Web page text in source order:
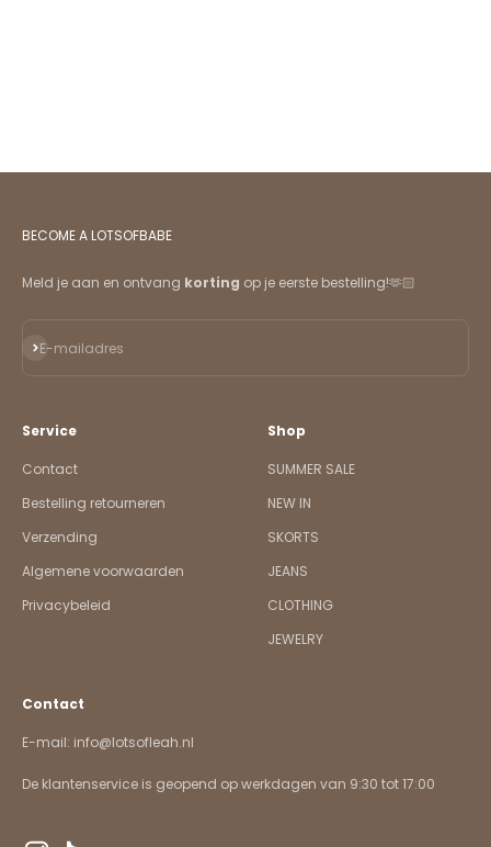
BECOME A LOTSOFBABE
Meld je aan en ontvang korting op je eerste bestelling!🫶🏻
E-mailadres
Abonneren
Service
Contact
Bestelling retourneren
Verzending
Algemene voorwaarden
Privacybeleid
Shop
SUMMER SALE
NEW IN
SKORTS
JEANS
CLOTHING
JEWELRY
Contact
E-mail: info@lotsofleah.nl
De klantenservice is geopend op werkdagen van 9:30 tot 17:00